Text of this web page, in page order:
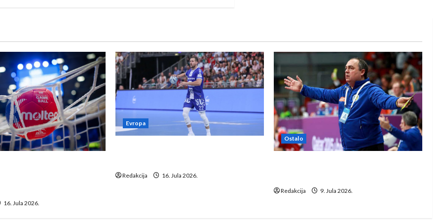
16. Jula 2026.
Evropa
Redakcija 16. Jula 2026.
Ostalo
Redakcija 9. Jula 2026.